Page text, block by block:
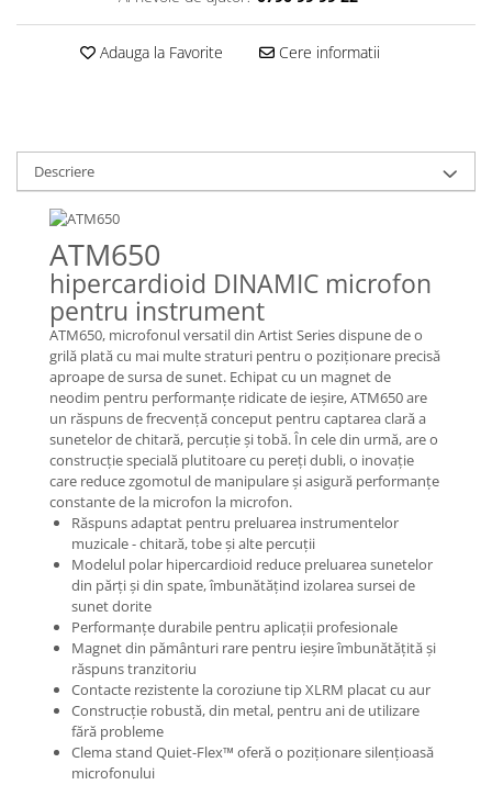
Casti cu fir
Microfoane
Accesorii pentru Microfoane
Microfoane cu fir pentru live
Microfoane de captura
Microfoane pentru instrumente
Microfoane USB - Podcast, Gaming
Seturi de microfoane
Sisteme wireless
Mixere
Accesorii mixere
Mixere analogice
Mixere digitale
Mixere pentru DJ
Monitorizare In-Ear
Stative pentru Boxe
Stative pentru Microfoane
Adauga la Favorite Cere informatii
Descriere
ATM650
hipercardioid DINAMIC microfon
pentru instrument
ATM650, microfonul versatil din Artist Series dispune de o
grilă plată cu mai multe straturi pentru o poziționare precisă
aproape de sursa de sunet. Echipat cu un magnet de
neodim pentru performanțe ridicate de ieșire, ATM650 are
un răspuns de frecvență conceput pentru captarea clară a
sunetelor de chitară, percuție și tobă. În cele din urmă, are o
construcție specială plutitoare cu pereți dubli, o inovație
care reduce zgomotul de manipulare și asigură performanțe
constante de la microfon la microfon.
Răspuns adaptat pentru preluarea instrumentelor
muzicale - chitară, tobe și alte percuții
Modelul polar hipercardioid reduce preluarea sunetelor
din părți și din spate, îmbunătățind izolarea sursei de
sunet dorite
Performanțe durabile pentru aplicații profesionale
Magnet din pământuri rare pentru ieșire îmbunătățită și
răspuns tranzitoriu
Contacte rezistente la coroziune tip XLRM placat cu aur
Construcție robustă, din metal, pentru ani de utilizare
fără probleme
Clema stand Quiet-Flex™ oferă o poziționare silențioasă
microfonului